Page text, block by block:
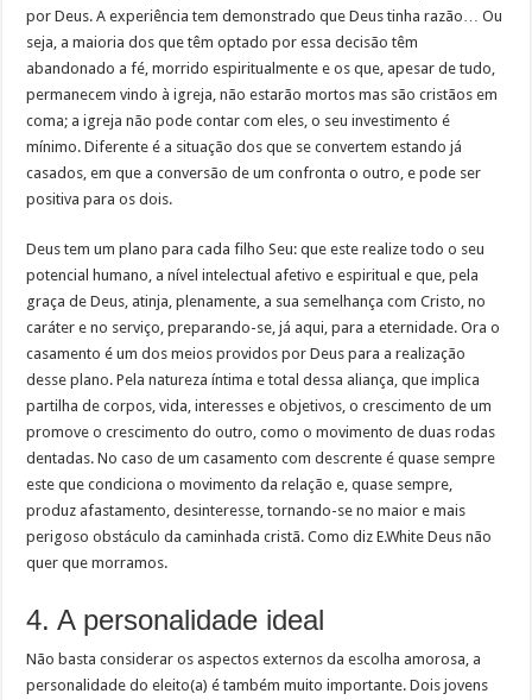
por Deus. A experiência tem demonstrado que Deus tinha razão… Ou
seja, a maioria dos que têm optado por essa decisão têm
abandonado a fé, morrido espiritualmente e os que, apesar de tudo,
permanecem vindo à igreja, não estarão mortos mas são cristãos em
coma; a igreja não pode contar com eles, o seu investimento é
mínimo. Diferente é a situação dos que se convertem estando já
casados, em que a conversão de um confronta o outro, e pode ser
positiva para os dois.
Deus tem um plano para cada filho Seu: que este realize todo o seu
potencial humano, a nível intelectual afetivo e espiritual e que, pela
graça de Deus, atinja, plenamente, a sua semelhança com Cristo, no
caráter e no serviço, preparando-se, já aqui, para a eternidade. Ora o
casamento é um dos meios providos por Deus para a realização
desse plano. Pela natureza íntima e total dessa aliança, que implica
partilha de corpos, vida, interesses e objetivos, o crescimento de um
promove o crescimento do outro, como o movimento de duas rodas
dentadas. No caso de um casamento com descrente é quase sempre
este que condiciona o movimento da relação e, quase sempre,
produz afastamento, desinteresse, tornando-se no maior e mais
perigoso obstáculo da caminhada cristã. Como diz E.White Deus não
quer que morramos.
4. A personalidade ideal
Não basta considerar os aspectos externos da escolha amorosa, a
personalidade do eleito(a) é também muito importante. Dois jovens